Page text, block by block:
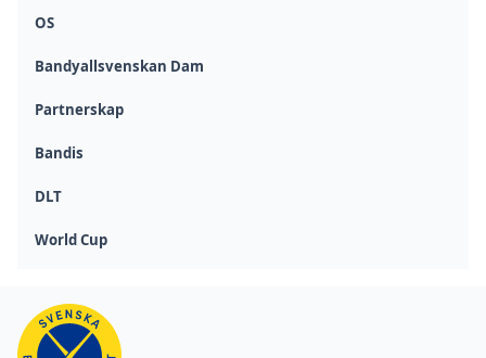
OS
Bandyallsvenskan Dam
Partnerskap
Bandis
DLT
World Cup